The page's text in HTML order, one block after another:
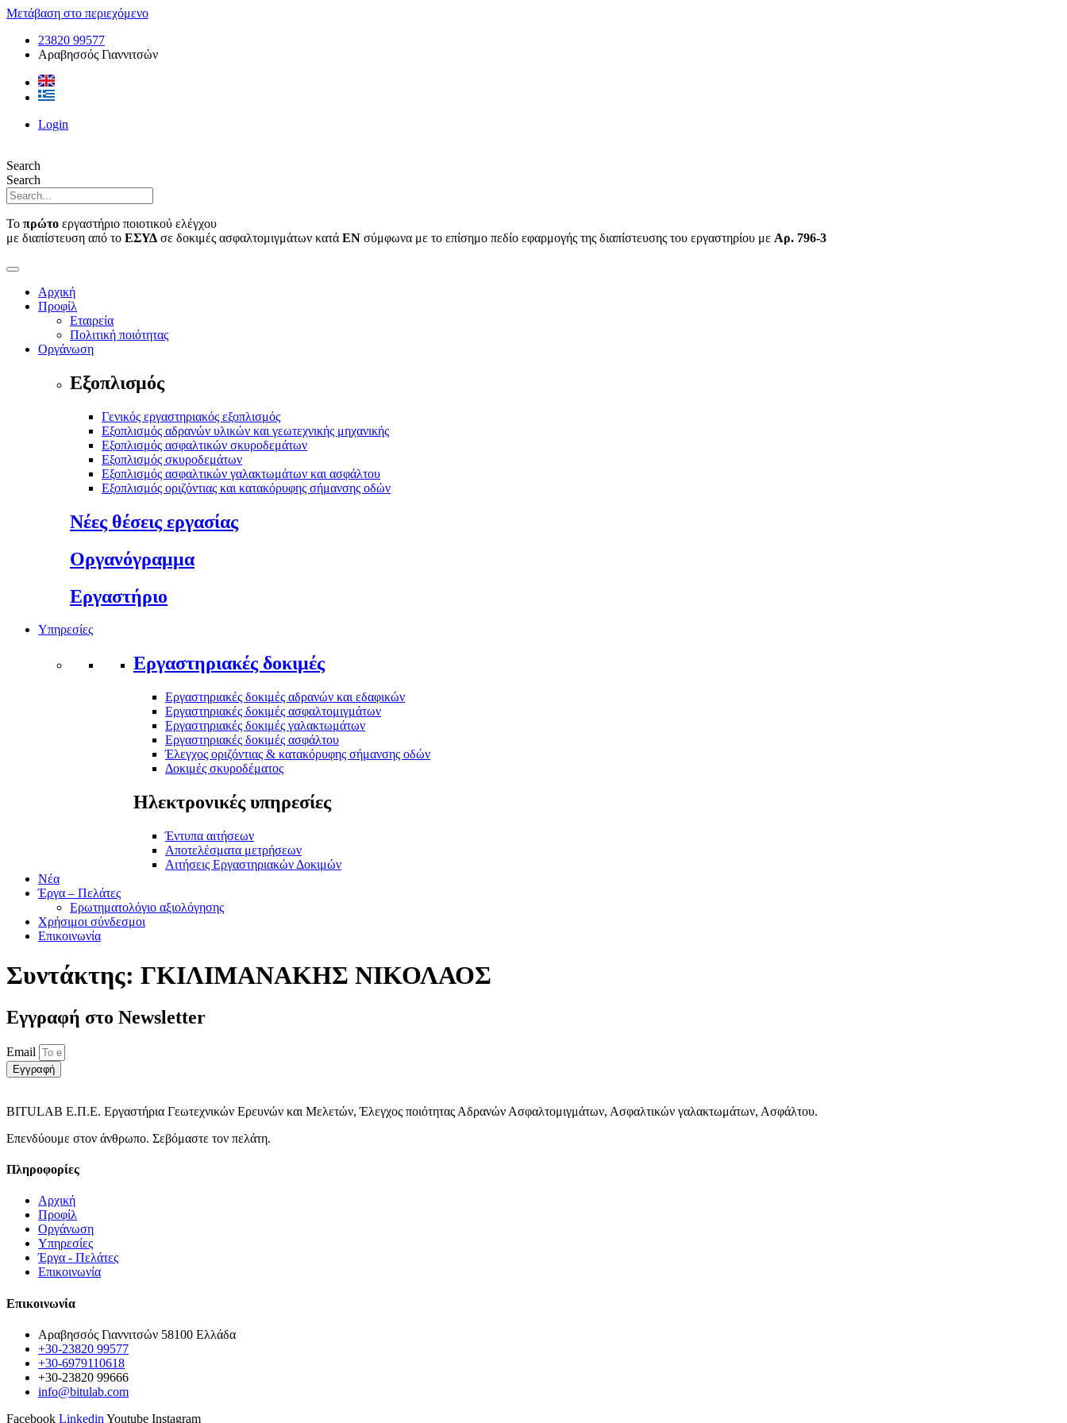
Μετάβαση στο περιεχόμενο
23820 99577
Αραβησσός Γιαννιτσών
Login
Search
Search
Το πρώτο εργαστήριο ποιοτικού ελέγχου
με διαπίστευση από το ΕΣΥΔ σε δοκιμές ασφαλτομιγμάτων κατά ΕΝ σύμφωνα με το επίσημο πεδίο εφαρμογής της διαπίστευσης του εργαστηρίου με Αρ. 796-3
Αρχική
Προφίλ
Εταιρεία
Πολιτική ποιότητας
Οργάνωση
Εξοπλισμός
Γενικός εργαστηριακός εξοπλισμός
Εξοπλισμός αδρανών υλικών και γεωτεχνικής μηχανικής
Εξοπλισμός ασφαλτικών σκυροδεμάτων
Εξοπλισμός σκυροδεμάτων
Εξοπλισμός ασφαλτικών γαλακτωμάτων και ασφάλτου
Εξοπλισμός οριζόντιας και κατακόρυφης σήμανσης οδών
Νέες θέσεις εργασίας
Οργανόγραμμα
Εργαστήριο
Υπηρεσίες
Εργαστηριακές δοκιμές
Εργαστηριακές δοκιμές αδρανών και εδαφικών
Εργαστηριακές δοκιμές ασφαλτομιγμάτων
Εργαστηριακές δοκιμές γαλακτωμάτων
Εργαστηριακές δοκιμές ασφάλτου
Έλεγχος οριζόντιας & κατακόρυφης σήμανσης οδών
Δοκιμές σκυροδέματος
Ηλεκτρονικές υπηρεσίες
Έντυπα αιτήσεων
Αποτελέσματα μετρήσεων
Αιτήσεις Εργαστηριακών Δοκιμών
Νέα
Έργα – Πελάτες
Ερωτηματολόγιο αξιολόγησης
Χρήσιμοι σύνδεσμοι
Επικοινωνία
Συντάκτης: ΓΚΙΛΙΜΑΝΑΚΗΣ ΝΙΚΟΛΑΟΣ
Εγγραφή στο Νewsletter
Email
Εγγραφή
BITULAB Ε.Π.Ε. Εργαστήρια Γεωτεχνικών Ερευνών και Μελετών, Έλεγχος ποιότητας Αδρανών Ασφαλτομιγμάτων, Ασφαλτικών γαλακτωμάτων, Ασφάλτου.
Επενδύουμε στον άνθρωπο. Σεβόμαστε τον πελάτη.
Πληροφορίες
Αρχική
Προφίλ
Οργάνωση
Υπηρεσίες
Έργα - Πελάτες
Επικοινωνία
Επικοινωνία
Αραβησσός Γιαννιτσών 58100 Ελλάδα
+30-23820 99577
+30-6979110618
+30-23820 99666
info@bitulab.com
Facebook Linkedin Youtube Instagram